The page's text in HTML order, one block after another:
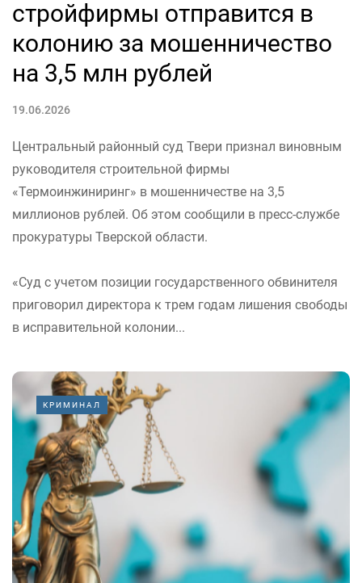
стройфирмы отправится в
колонию за мошенничество
на 3,5 млн рублей
19.06.2026
Центральный районный суд Твери признал виновным
руководителя строительной фирмы
«Термоинжиниринг» в мошенничестве на 3,5
миллионов рублей. Об этом сообщили в пресс-службе
прокуратуры Тверской области.
«Суд с учетом позиции государственного обвинителя
приговорил директора к трем годам лишения свободы
в исправительной колонии...
КРИМИНАЛ